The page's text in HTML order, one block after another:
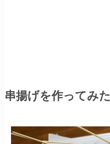
串揚げを作ってみた